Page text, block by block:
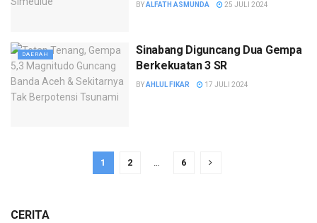
BYALFATH ASMUNDA 25 JULI 2024
DAERAH
Sinabang Diguncang Dua Gempa
Berkekuatan 3 SR
BYAHLUL FIKAR 17 JULI 2024
1 2 … 6
CERITA